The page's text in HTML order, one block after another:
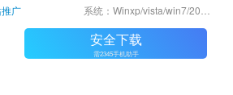
广
安全下载
需2345手机助手